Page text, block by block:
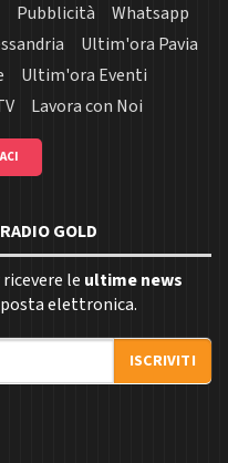
Pubblicità
Whatsapp
Ultim'ora Pavia
Ultim'ora Eventi
Lavora con Noi
GOLD
le ultime news
elettronica.
ISCRIVITI